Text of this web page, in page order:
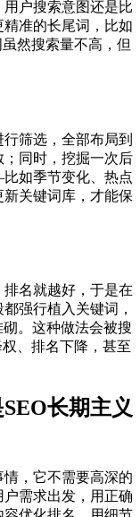
户搜索意图还是比
准的长尾词，比如
然搜索量不高，但
筛选，全部布局到
同时，挖掘一次后
如季节变化、热点
关键词库，才能保
名就越好，于是在
强行植入关键词，
。这种做法会被搜
、排名下降，甚至
长期主义
，它不需要高深的
需求出发，用正确